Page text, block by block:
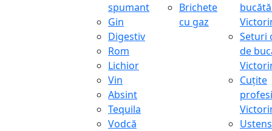
spumant
Gin
Digestiv
Rom
Lichior
Vin
Absint
Tequila
Vodcă
Brichete
cu gaz
Seturi
de
Cuțite